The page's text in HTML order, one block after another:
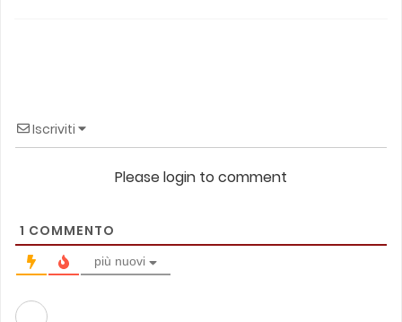
Iscriviti
Please login to comment
1 COMMENTO
più nuovi